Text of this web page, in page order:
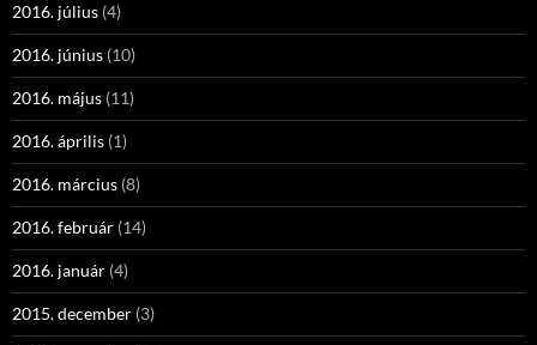
2016. július (4)
2016. június (10)
2016. május (11)
2016. április (1)
2016. március (8)
2016. február (14)
2016. január (4)
2015. december (3)